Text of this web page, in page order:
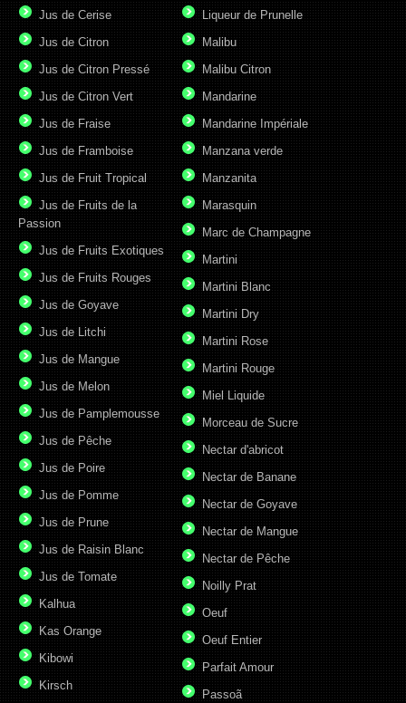
Jus de Cerise
Jus de Citron
Jus de Citron Pressé
Jus de Citron Vert
Jus de Fraise
Jus de Framboise
Jus de Fruit Tropical
Jus de Fruits de la
Passion
Jus de Fruits Exotiques
Jus de Fruits Rouges
Jus de Goyave
Jus de Litchi
Jus de Mangue
Jus de Melon
Jus de Pamplemousse
Jus de Pêche
Jus de Poire
Jus de Pomme
Jus de Prune
Jus de Raisin Blanc
Jus de Tomate
Kalhua
Kas Orange
Kibowi
Kirsch
Liqueur de Prunelle
Malibu
Malibu Citron
Mandarine
Mandarine Impériale
Manzana verde
Manzanita
Marasquin
Marc de Champagne
Martini
Martini Blanc
Martini Dry
Martini Rose
Martini Rouge
Miel Liquide
Morceau de Sucre
Nectar d'abricot
Nectar de Banane
Nectar de Goyave
Nectar de Mangue
Nectar de Pêche
Noilly Prat
Oeuf
Oeuf Entier
Parfait Amour
Passoã